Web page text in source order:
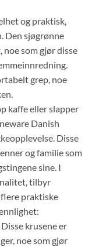
og praktisk,
Den sjøgrønne
som gjør disse
grep, noe
kaffe eller slapper
Danish
Disse
og familie som
sine. I
tilbyr
praktiske
krusene er
noe som gjør